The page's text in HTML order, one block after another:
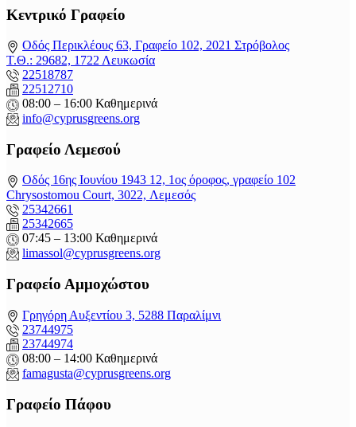
Κεντρικό Γραφείο
Οδός Περικλέους 63, Γραφείο 102, 2021 Στρόβολος
Τ.Θ.: 29682, 1722 Λευκωσία
22518787
22512710
08:00 – 16:00 Καθημερινά
info@cyprusgreens.org
Γραφείο Λεμεσού
Οδός 16ης Ιουνίου 1943 12, 1ος όροφος, γραφείο 102
Chrysostomou Court, 3022, Λεμεσός
25342661
25342665
07:45 – 13:00 Καθημερινά
limassol@cyprusgreens.org
Γραφείο Αμμοχώστου
Γρηγόρη Αυξεντίου 3, 5288 Παραλίμνι
23744975
23744974
08:00 – 14:00 Καθημερινά
famagusta@cyprusgreens.org
Γραφείο Πάφου